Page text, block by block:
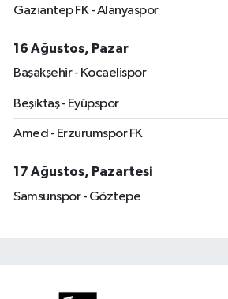
Gaziantep FK - Alanyaspor
16 Ağustos, Pazar
Başakşehir - Kocaelispor
Beşiktaş - Eyüpspor
Amed - Erzurumspor FK
17 Ağustos, Pazartesi
Samsunspor - Göztepe